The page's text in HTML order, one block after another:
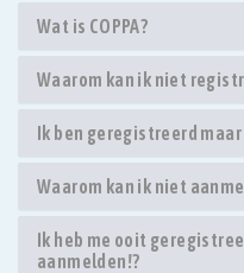
Wat is COPPA?
Waarom kan ik niet
Ik ben geregistreerd
Waarom kan ik niet
Ik heb me ooit
aanmelden!?